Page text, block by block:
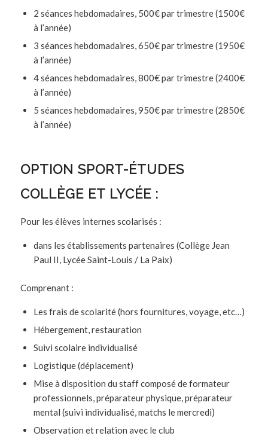
2 séances hebdomadaires, 500€ par trimestre (1500€
à l’année)
3 séances hebdomadaires, 650€ par trimestre (1950€
à l’année)
4 séances hebdomadaires, 800€ par trimestre (2400€
à l’année)
5 séances hebdomadaires, 950€ par trimestre (2850€
à l’année)
OPTION SPORT-ÉTUDES
COLLÈGE ET LYCÉE :
Pour les élèves internes scolarisés :
dans les établissements partenaires (Collège Jean
Paul II, Lycée Saint-Louis / La Paix)
Comprenant :
Les frais de scolarité (hors fournitures, voyage, etc…)
Hébergement, restauration
Suivi scolaire individualisé
Logistique (déplacement)
Mise à disposition du staff composé de formateur
professionnels, préparateur physique, préparateur
mental (suivi individualisé, matchs le mercredi)
Observation et relation avec le club